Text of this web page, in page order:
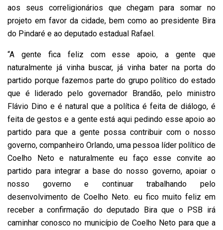
aos seus correligionários que chegam para somar no
projeto em favor da cidade, bem como ao presidente Bira
do Pindaré e ao deputado estadual Rafael.
“A gente fica feliz com esse apoio, a gente que
naturalmente já vinha buscar, já vinha bater na porta do
partido porque fazemos parte do grupo político do estado
que é liderado pelo governador Brandão, pelo ministro
Flávio Dino e é natural que a política é feita de diálogo, é
feita de gestos e a gente está aqui pedindo esse apoio ao
partido para que a gente possa contribuir com o nosso
governo, companheiro Orlando, uma pessoa líder político de
Coelho Neto e naturalmente eu faço esse convite ao
partido para integrar a base do nosso governo, apoiar o
nosso governo e continuar trabalhando pelo
desenvolvimento de Coelho Neto. eu fico muito feliz em
receber a confirmação do deputado Bira que o PSB irá
caminhar conosco no município de Coelho Neto para que a